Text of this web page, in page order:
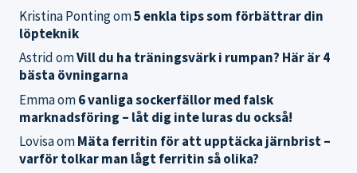
Kristina Pontingom5 enkla tips som förbättrar din
löpteknik
AstridomVill du ha träningsvärk i rumpan? Här är 4
bästa övningarna
Emmaom6 vanliga sockerfällor med falsk
marknadsföring – låt dig inte luras du också!
LovisaomMäta ferritin för att upptäcka järnbrist –
varför tolkar man lågt ferritin så olika?